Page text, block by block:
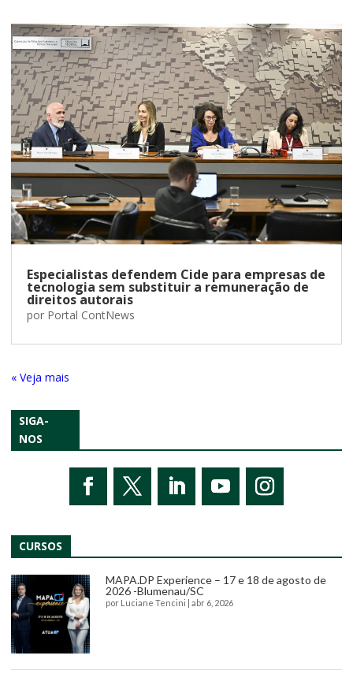
Especialistas defendem Cide para empresas de
tecnologia sem substituir a remuneração de
direitos autorais
por Portal ContNews
« Entradas Antigas
SIGA-
NOS
CURSOS
MAPA.DP Experience – 17 e 18 de agosto de
2026 -Blumenau/SC
por Luciane Tencini abr 6, 2026